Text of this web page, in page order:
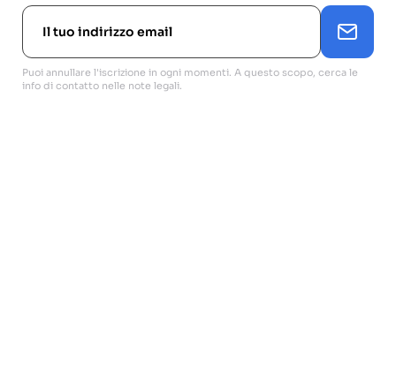
Puoi annullare l'iscrizione in ogni momenti. A questo scopo, cerca le
info di contatto nelle note legali.